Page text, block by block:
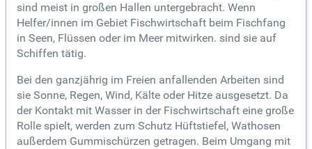
sind meist in großen Hallen untergebracht. Wenn
Helfer/innen im Gebiet Fischwirtschaft beim Fischfang
in Seen, Flüssen oder im Meer mitwirken. sind sie auf
Schiffen tätig.
Bei den ganzjährig im Freien anfallenden Arbeiten sind
sie Sonne, Regen, Wind, Kälte oder Hitze ausgesetzt. Da
der Kontakt mit Wasser in der Fischwirtschaft eine große
Rolle spielt, werden zum Schutz Hüftstiefel, Wathosen
außerdem Gummischürzen getragen. Beim Umgang mit